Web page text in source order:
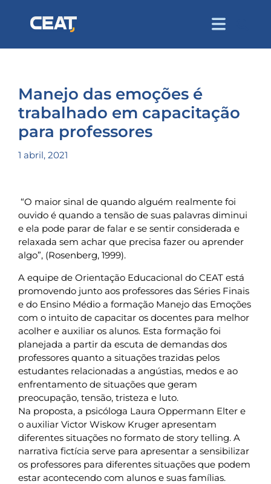
Manejo das emoções é
trabalhado em capacitação
para professores
1 abril, 2021
“O maior sinal de quando alguém realmente foi
ouvido é quando a tensão de suas palavras diminui
e ela pode parar de falar e se sentir considerada e
relaxada sem achar que precisa fazer ou aprender
algo”, (Rosenberg, 1999).
A equipe de Orientação Educacional do CEAT está
promovendo junto aos professores das Séries Finais
e do Ensino Médio a formação Manejo das Emoções
com o intuito de capacitar os docentes para melhor
acolher e auxiliar os alunos. Esta formação foi
planejada a partir da escuta de demandas dos
professores quanto a situações trazidas pelos
estudantes relacionadas a angústias, medos e ao
enfrentamento de situações que geram
preocupação, tensão, tristeza e luto.
Na proposta, a psicóloga Laura Oppermann Elter e
o auxiliar Victor Wiskow Kruger apresentam
diferentes situações no formato de story telling. A
narrativa fictícia serve para apresentar a sensibilizar
os professores para diferentes situações que podem
estar acontecendo com alunos e suas famílias.